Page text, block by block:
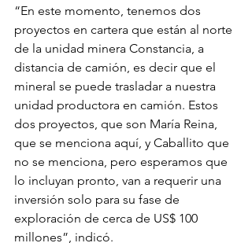
“En este momento, tenemos dos
proyectos en cartera que están al norte
de la unidad minera Constancia, a
distancia de camión, es decir que el
mineral se puede trasladar a nuestra
unidad productora en camión. Estos
dos proyectos, que son María Reina,
que se menciona aquí, y Caballito que
no se menciona, pero esperamos que
lo incluyan pronto, van a requerir una
inversión solo para su fase de
exploración de cerca de US$ 100
millones”, indicó.